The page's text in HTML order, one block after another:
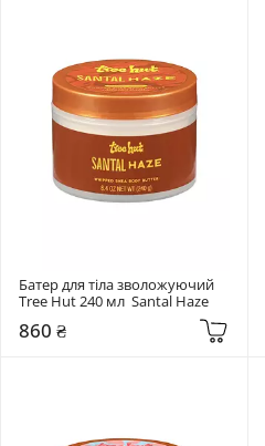
Батер для тіла зволожуючий
Tree Hut 240 мл  Santal Haze
860 ₴